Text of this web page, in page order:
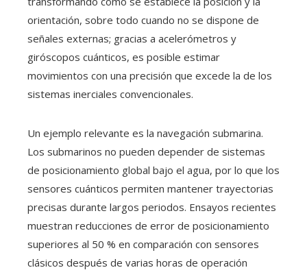
orientación, sobre todo cuando no se dispone de
señales externas; gracias a acelerómetros y
giróscopos cuánticos, es posible estimar
movimientos con una precisión que excede la de los
sistemas inerciales convencionales.
Un ejemplo relevante es la navegación submarina.
Los submarinos no pueden depender de sistemas
de posicionamiento global bajo el agua, por lo que los
sensores cuánticos permiten mantener trayectorias
precisas durante largos periodos. Ensayos recientes
muestran reducciones de error de posicionamiento
superiores al 50 % en comparación con sensores
clásicos después de varias horas de operación